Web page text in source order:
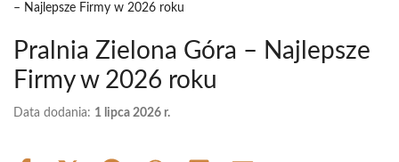
– Najlepsze Firmy w 2026 roku
Pralnia Zielona Góra – Najlepsze
Firmy w 2026 roku
Data dodania: 1 lipca 2026 r.